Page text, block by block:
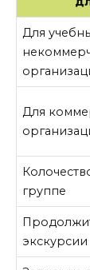
Для
Для
группе
экскурсии